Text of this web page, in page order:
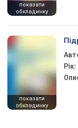
показати
обкладинку
показати
обкладинку
Рік: